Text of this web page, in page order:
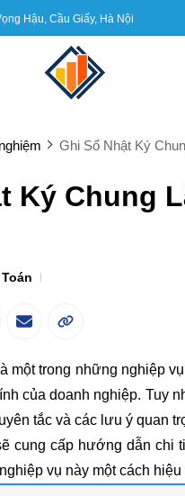
Hậu, Cầu Giấy, Hà Nội
Ghi Sổ Nhật Ký
Ký Chung
là một trong những nghiệp
của doanh nghiệp. Tuy
tắc và các lưu ý quan
cung cấp hướng dẫn chi
vụ này một cách